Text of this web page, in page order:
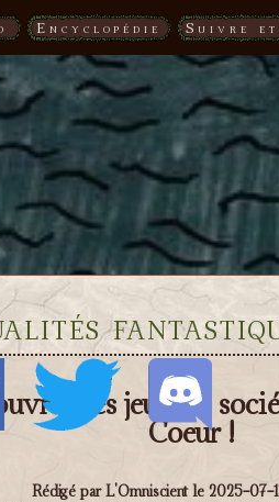
Encyclopédie Suivre et
les jeux de
Coeur !
Rédigé par L'Omniscient le 2025-07-